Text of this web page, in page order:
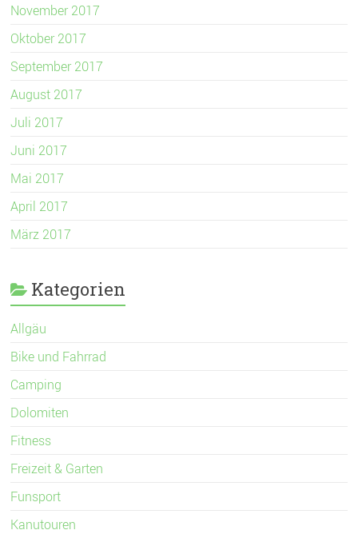
November 2017
Oktober 2017
September 2017
August 2017
Juli 2017
Juni 2017
Mai 2017
April 2017
März 2017
Kategorien
Allgäu
Bike und Fahrrad
Camping
Dolomiten
Fitness
Freizeit & Garten
Funsport
Kanutouren